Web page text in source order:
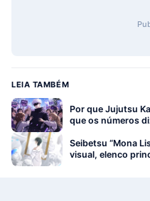
LEIA TAMBÉM
Por que Jujutsu
que os números
Seibetsu “Mona
visual, elenco